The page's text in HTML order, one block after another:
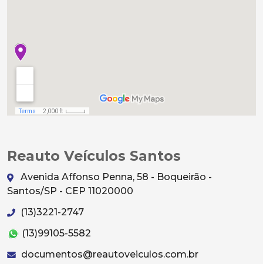
Reauto Veículos Santos
Avenida Affonso Penna, 58 - Boqueirão -
Santos/SP - CEP 11020000
(13)3221-2747
(13)99105-5582
documentos@reautoveiculos.com.br